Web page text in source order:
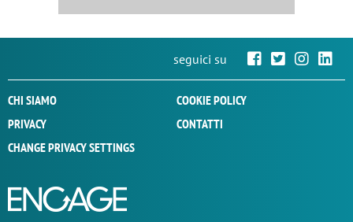
efficaci. Si può conoscere, ad esempio, quali sono i
reparti più frequentati di un negozio o i tempi di
permanenza in un centro commerciale.
Inoltre, il
può essere gestito in real time,
rispondendo a questioni specifiche.
seguici su
CHI SIAMO
COOKIE POLICY
PRIVACY
CONTATTI
CHANGE PRIVACY SETTINGS